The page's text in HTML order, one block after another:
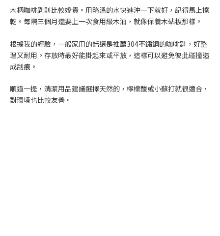
木柄咖啡匙則比較嬌貴。用略溫的水快速沖一下就好，記得馬上擦
乾。每隔三個月還要上一次食用級木油，就像保養木砧板那樣。
根據我的經驗，一般家用的話還是推薦304不鏽鋼的咖啡匙，好整
理又耐用。存放時最好能掛起來或平放，這樣可以避免彼此碰撞造
成刮痕。
順道一提，清潔用品建議選擇天然的，檸檬酸或小蘇打就很適合，
對環境也比較友善。